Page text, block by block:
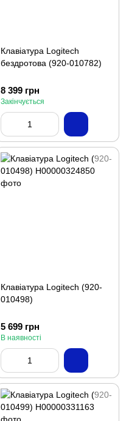
Клавіатура Logitech
бездротова (920-010782)
8 399 грн
Закінчується
Клавіатура Logitech (920-
010498)
5 699 грн
В наявності